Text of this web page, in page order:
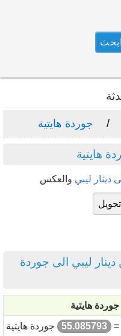
جوردة هايتية
هايتية
دينار ليبي والعكس
ليبي الى جوردة
جوردة هايتية
=
55.085793 جوردة هايتية